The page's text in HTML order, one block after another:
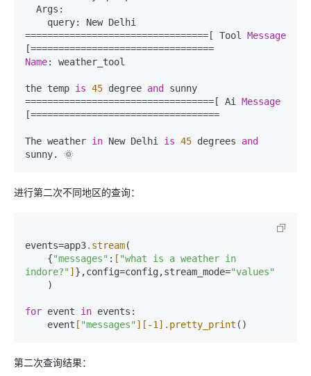
=================================[ Tool Message
Name: weather_tool
the temp is 45 degree and
sunny
==================================[ Ai Message
[==================================
The weather in New Delhi is 45 degrees and
进行第二次不同地区的查询：
events=app3.stream(
    {
"messages" : [ "what is a weather in
indore?" ] },config=config,stream_mode="values"
for event in events:
    event
[ "messages" ] [-1] .pretty_print
第二次查询结果：